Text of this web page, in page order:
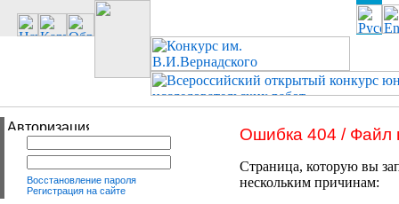
Восстановление пароля
Регистрация на сайте
Ошибка 404 / Файл
Страница, которую вы
нескольким причинам: